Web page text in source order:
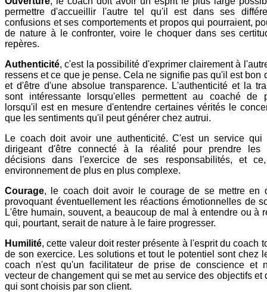
permettre d'accueillir l'autre tel qu'il est dans ses
confusions et ses comportements et propos qui pourraient,
de nature à le confronter, voire le choquer dans ses
repères.
Authenticité, c'est la possibilité d'exprimer clairement à
ressens et ce que je pense. Cela ne signifie pas qu'il est bon
et d'être d'une absolue transparence. L'authenticité et la
sont intéressante lorsqu'elles permettent au coaché de
lorsqu'il est en mesure d'entendre certaines vérités le
que les sentiments qu'il peut générer chez autrui.
Le coach doit avoir une authenticité. C'est un service qui
dirigeant d'être connecté à la réalité pour prendre les
décisions dans l'exercice de ses responsabilités, et
environnement de plus en plus complexe.
Courage, le coach doit avoir le courage de se mettre en
provoquant éventuellement les réactions émotionnelles de
L'être humain, souvent, a beaucoup de mal à entendre ou à
qui, pourtant, serait de nature à le faire progresser.
Humilité, cette valeur doit rester présente à l'esprit du coach
de son exercice. Les solutions et tout le potentiel sont chez
coach n'est qu'un facilitateur de prise de conscience et
vecteur de changement qui se met au service des objectifs et
qui sont choisis par son client.